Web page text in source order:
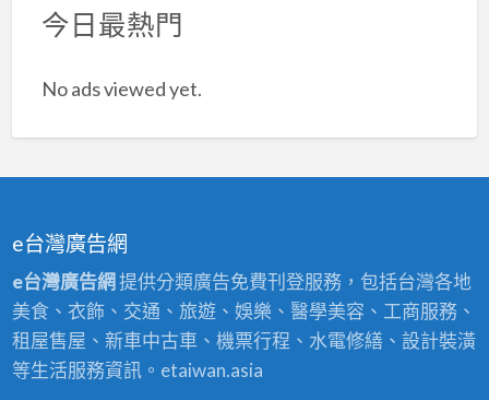
推
新
竹
油
漆
價
格,
今日最熱門
No ads viewed yet.
e台灣廣告網
e台灣廣告網 提供分類廣告免費刊登服務，包括台灣各地
美食、衣飾、交通、旅遊、娛樂、醫學美容、工商服務、
租屋售屋、新車中古車、機票行程、水電修繕、設計裝潢
等生活服務資訊。etaiwan.asia